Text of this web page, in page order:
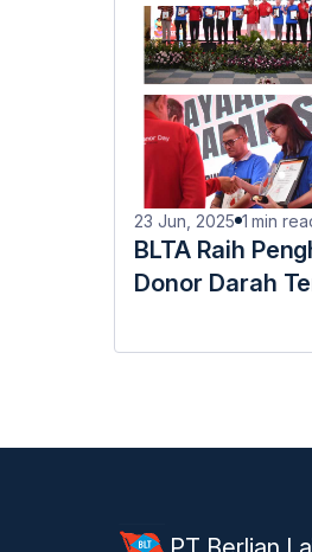
23 Jun, 2025 1 min
BLTA Raih
Donor Darah